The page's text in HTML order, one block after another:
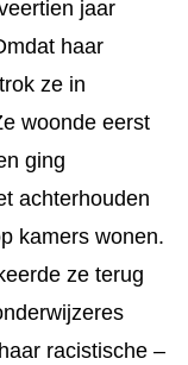
jaar
haar
ze in
woonde eerst
ging
achterhouden
kamers wonen.
ze terug
racistische –